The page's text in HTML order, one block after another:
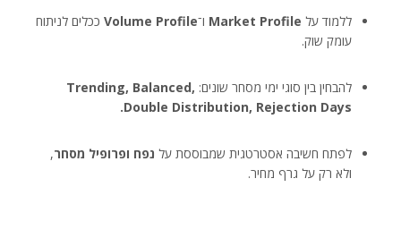
ללמוד על Market Profile ו־Volume Profile ככלים לניתוח
עומק שוק.
להבחין בין סוגי ימי מסחר שונים: Trending, Balanced,
Double Distribution, Rejection Days.
לפתח חשיבה אסטרטגית שמבוססת על נפח ופרופיל מסחר,
ולא רק על גרף מחיר.